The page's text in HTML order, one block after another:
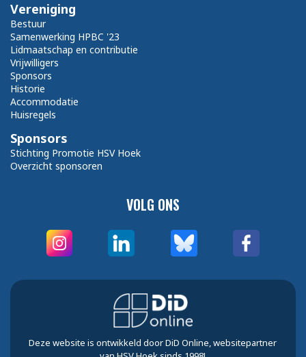
VOLG ONS
Vereniging
Bestuur
Samenwerking HPBC '23
Lidmaatschap en contributie
Vrijwilligers
Sponsors
Historie
Accommodatie
Huisregels
Sponsors
Stichting Promotie HSV Hoek
Overzicht sponsoren
Deze website is ontwikkeld door DiD Online, websitepartner